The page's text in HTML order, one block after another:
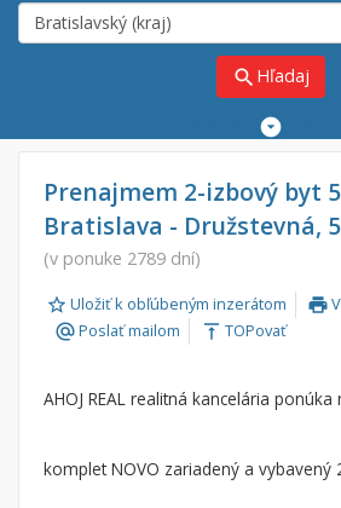
Bratislavský (kraj)
search Hľadaj
Predaj
Prenájom
Od:
Do:
Prenajmem 2-izbový byt
Bratislava - Družstevná,
(v ponuke 2789 dní)
Uložiť k obľúbeným inzerátom print
alternate_emailPoslať mailom vertical_align_top TOPovať
AHOJ REAL realitná kancelária
komplet NOVO zariadený a vybavený